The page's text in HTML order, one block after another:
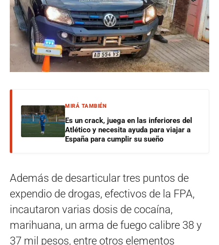
MIRÁ TAMBIÉN
Es un crack, juega en las inferiores del
Atlético y necesita ayuda para viajar a
España para cumplir su sueño
Además de desarticular tres puntos de
expendio de drogas, efectivos de la FPA,
incautaron varias dosis de cocaína,
marihuana, un arma de fuego calibre 38 y
37 mil pesos, entre otros elementos